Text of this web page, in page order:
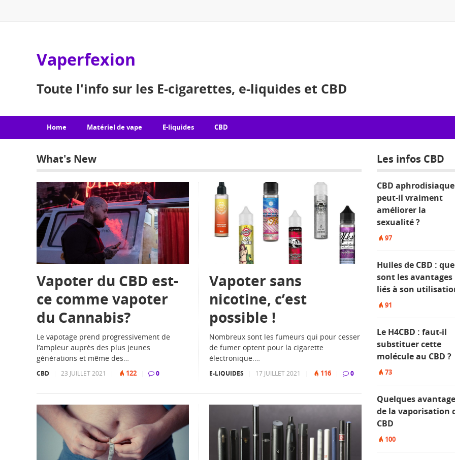
Vaperfexion
Toute l'info sur les E-cigarettes, e-liquides et CBD
Home Matériel de vape E-liquides CBD
What's New
Vapoter du CBD est-
ce comme vapoter
du Cannabis?
Le vapotage prend progressivement de
l’ampleur auprès des plus jeunes
générations et même des…
CBD 23 JUILLET 2021 122 0
Vapoter sans
nicotine, c’est
possible !
Nombreux sont les fumeurs qui pour cesser
de fumer optent pour la cigarette
électronique.…
E-LIQUIDES 17 JUILLET 2021 116 0
Les infos CBD
CBD
peut-il vraiment
améliorer la
sexualité ?
97
Huiles de CBD :
sont les avantages
liés à son
91
Le H4CBD : faut-il
substituer cette
molécule au CBD ?
73
Quelques
de la vaporisation
CBD
100